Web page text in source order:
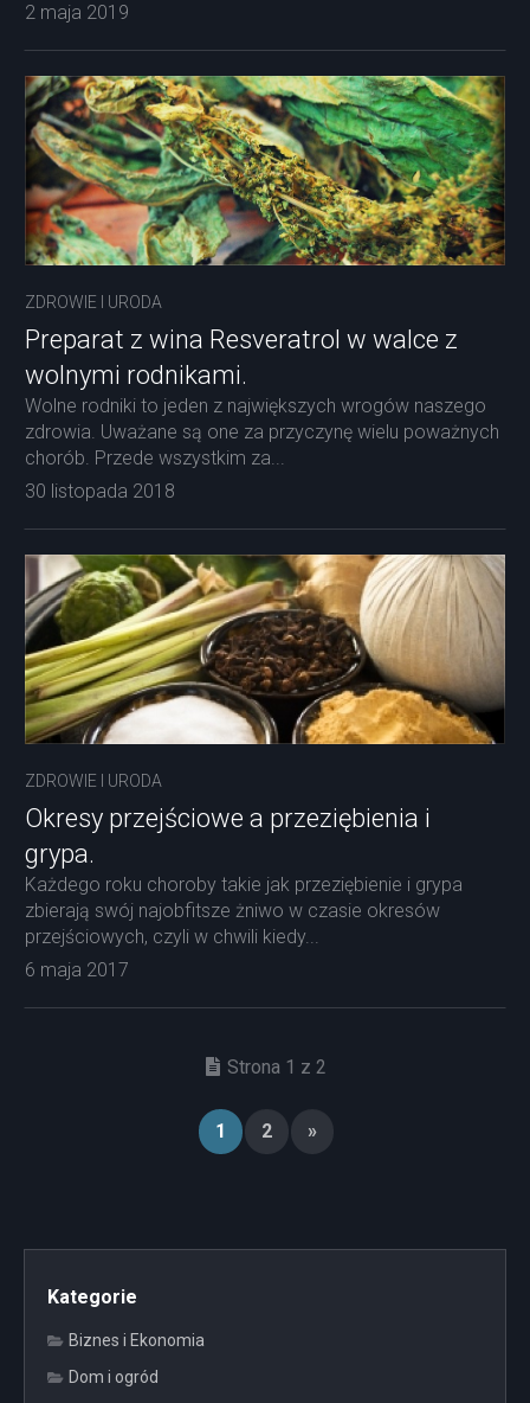
2 maja 2019
ZDROWIE I URODA
Preparat z wina Resveratrol w walce z
wolnymi rodnikami.
Wolne rodniki to jeden z największych wrogów naszego
zdrowia. Uważane są one za przyczynę wielu poważnych
chorób. Przede wszystkim za...
30 listopada 2018
ZDROWIE I URODA
Okresy przejściowe a przeziębienia i
grypa.
Każdego roku choroby takie jak przeziębienie i grypa
zbierają swój najobfitsze żniwo w czasie okresów
przejściowych, czyli w chwili kiedy...
6 maja 2017
Strona 1 z 2
1 2 »
Kategorie
Biznes i Ekonomia
Dom i ogród